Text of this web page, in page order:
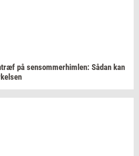
på sen­som­mer­him­len: Sådan kan